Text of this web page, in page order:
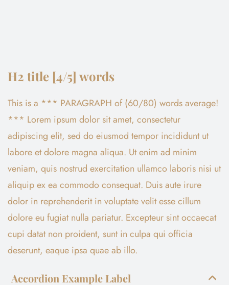
H2 title [4/5] words
This is a *** PARAGRAPH of (60/80) words average!
*** Lorem ipsum dolor sit amet, consectetur
adipiscing elit, sed do eiusmod tempor incididunt ut
labore et dolore magna aliqua. Ut enim ad minim
veniam, quis nostrud exercitation ullamco laboris nisi ut
aliquip ex ea commodo consequat. Duis aute irure
dolor in reprehenderit in voluptate velit esse cillum
dolore eu fugiat nulla pariatur. Excepteur sint occaecat
cupi datat non proident, sunt in culpa qui officia
deserunt, eaque ipsa quae ab illo.
Accordion Example Label